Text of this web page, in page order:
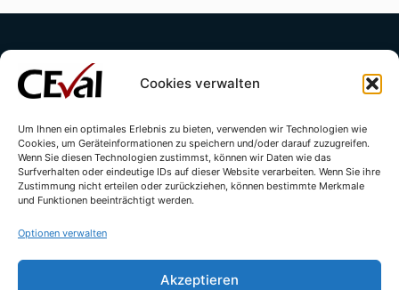
Cookies verwalten
Um Ihnen ein optimales Erlebnis zu bieten, verwenden wir Technologien wie
Cookies, um Geräteinformationen zu speichern und/oder darauf zuzugreifen.
Wenn Sie diesen Technologien zustimmst, können wir Daten wie das
Surfverhalten oder eindeutige IDs auf dieser Website verarbeiten. Wenn Sie ihre
Zustimmung nicht erteilen oder zurückziehen, können bestimmte Merkmale
und Funktionen beeinträchtigt werden.
Optionen verwalten
Akzeptieren
Kontakt Impressum Datenschutzerklärung
Cookie-Richtlinie (EU)